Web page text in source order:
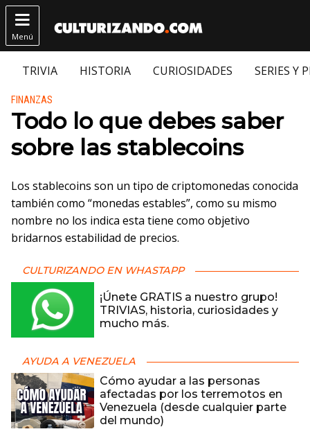

Menú
TRIVIA HISTORIA CURIOSIDADES
SERIES Y
Publicado en:
FINANZAS
Todo lo que debes saber
sobre las stablecoins
Los stablecoins son un tipo de criptomonedas conocida
también como “monedas estables”, como su mismo
nombre no los indica esta tiene como objetivo
bridarnos estabilidad de precios.
CULTURIZANDO EN WHASTAPP
¡Únete GRATIS a nuestro grupo!
TRIVIAS, historia, curiosidades y
mucho más.
AYUDA A VENEZUELA
Cómo ayudar a las personas
afectadas por los terremotos en
Venezuela (desde cualquier parte
del mundo)